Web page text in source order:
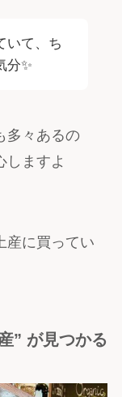
いて、ち
分✨
多々あるの
しますよ
産に買ってい
” が見つかる